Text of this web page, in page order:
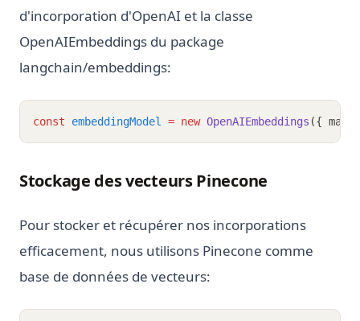
d'incorporation d'OpenAI et la classe
OpenAIEmbeddings du package
langchain/embeddings:
const embeddingModel = new OpenAIEmbeddings ({
Stockage des vecteurs Pinecone
Pour stocker et récupérer nos incorporations
efficacement, nous utilisons Pinecone comme
base de données de vecteurs: